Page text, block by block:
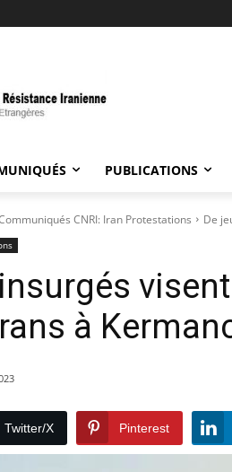
PUBLICATIONS
CNRI: Iran Protestations De
à
Twitter/X Pinterest